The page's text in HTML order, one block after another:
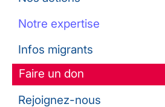
Notre expertise
Infos migrants
Faire un don
Rejoignez-nous